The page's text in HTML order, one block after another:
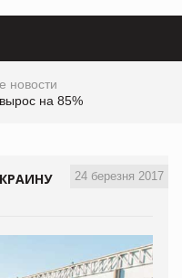
новости
на 85%
24 березня 2017